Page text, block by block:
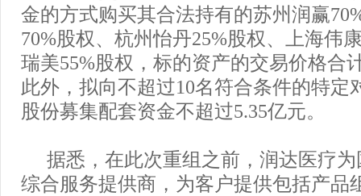
金的方式购买其合法持有的苏州润赢
70%股权、杭州怡丹25%股权、上海伟
瑞美55%股权，标的资产的交易价格合
此外，拟向不超过10名符合条件的特定
股份募集配套资金不超过5.35亿元。
据悉，在此次重组之前，润达医疗
综合服务提供商，为客户提供包括产品